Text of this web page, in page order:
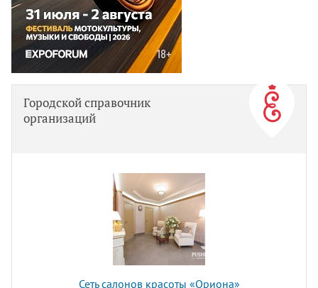
Городской справочник
организаций
Сеть салонов красоты «Ориона»